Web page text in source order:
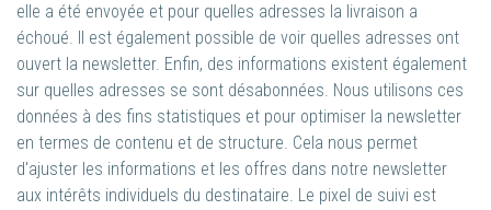
elle a été envoyée et pour quelles adresses la livraison a
échoué. Il est également possible de voir quelles adresses ont
ouvert la newsletter. Enfin, des informations existent également
sur quelles adresses se sont désabonnées. Nous utilisons ces
données à des fins statistiques et pour optimiser la newsletter
en termes de contenu et de structure. Cela nous permet
d'ajuster les informations et les offres dans notre newsletter
aux intérêts individuels du destinataire. Le pixel de suivi est